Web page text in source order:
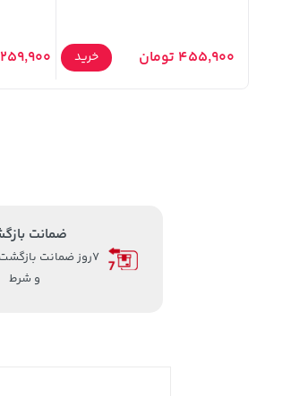
455,900 تومان خرید 259,900 تومان
ضمانت
7روز ضمانت
و شرط